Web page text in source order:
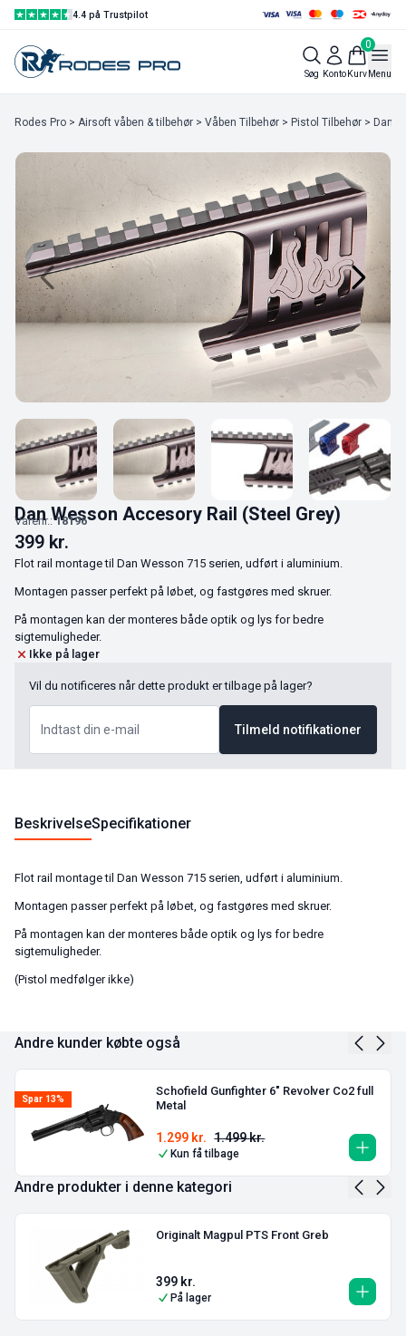
4.4 på Trustpilot
Søg Konto
0
KurvMenu
Rodes Pro > Airsoft våben & tilbehør > Våben Tilbehør > Pistol Tilbehør > Dan
Dan Wesson Accesory Rail (Steel Grey)
Varenr.:18196
399 kr.
Flot rail montage til Dan Wesson 715 serien, udført i aluminium.
Montagen passer perfekt på løbet, og fastgøres med skruer.
På montagen kan der monteres både optik og lys for bedre
sigtemuligheder.
Ikke på lager
Vil du notificeres når dette produkt er tilbage på lager?
Tilmeld notifikationer
BeskrivelseSpecifikationer
Flot rail montage til Dan Wesson 715 serien, udført i aluminium.
Montagen passer perfekt på løbet, og fastgøres med skruer.
På montagen kan der monteres både optik og lys for bedre
sigtemuligheder.
(Pistol medfølger ikke)
Andre kunder købte også
Spar 13%
Schofield Gunfighter 6″ Revolver Co2 full
Metal
1.499kr.
1.299 kr.
Kun få tilbage
Andre produkter i denne kategori
Originalt Magpul PTS Front Greb
399 kr.
På lager